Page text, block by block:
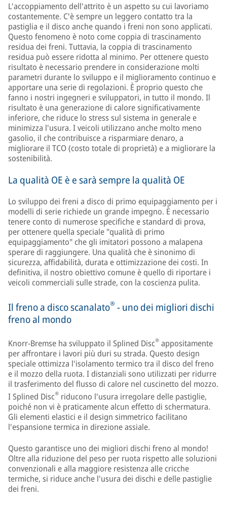
L'accoppiamento dell'attrito è un aspetto su cui lavoriamo
costantemente. C'è sempre un leggero contatto tra la
pastiglia e il disco anche quando i freni non sono applicati.
Questo fenomeno è noto come coppia di trascinamento
residua dei freni. Tuttavia, la coppia di trascinamento
residua può essere ridotta al minimo. Per ottenere questo
risultato è necessario prendere in considerazione molti
parametri durante lo sviluppo e il miglioramento continuo e
apportare una serie di regolazioni. È proprio questo che
fanno i nostri ingegneri e sviluppatori, in tutto il mondo. Il
risultato è una generazione di calore significativamente
inferiore, che riduce lo stress sul sistema in generale e
minimizza l'usura. I veicoli utilizzano anche molto meno
gasolio, il che contribuisce a risparmiare denaro, a
migliorare il TCO (costo totale di proprietà) e a migliorare la
sostenibilità.
La qualità OE è e sarà sempre la qualità OE
Lo sviluppo dei freni a disco di primo equipaggiamento per i
modelli di serie richiede un grande impegno. È necessario
tenere conto di numerose specifiche e standard di prova,
per ottenere quella speciale "qualità di primo
equipaggiamento" che gli imitatori possono a malapena
sperare di raggiungere. Una qualità che è sinonimo di
sicurezza, affidabilità, durata e ottimizzazione dei costi. In
definitiva, il nostro obiettivo comune è quello di riportare i
veicoli commerciali sulle strade, con la coscienza pulita.
Il freno a disco scanalato® - uno dei migliori dischi
freno al mondo
Knorr-Bremse ha sviluppato il Splined Disc® appositamente
per affrontare i lavori più duri su strada. Questo design
speciale ottimizza l'isolamento termico tra il disco del freno
e il mozzo della ruota. I distanziali sono utilizzati per ridurre
il trasferimento del flusso di calore nel cuscinetto del mozzo.
I Splined Disc® riducono l'usura irregolare delle pastiglie,
poiché non vi è praticamente alcun effetto di schermatura.
Gli elementi elastici e il design simmetrico facilitano
l'espansione termica in direzione assiale.
Questo garantisce uno dei migliori dischi freno al mondo!
Oltre alla riduzione del peso per ruota rispetto alle soluzioni
convenzionali e alla maggiore resistenza alle cricche
termiche, si riduce anche l'usura dei dischi e delle pastiglie
dei freni.